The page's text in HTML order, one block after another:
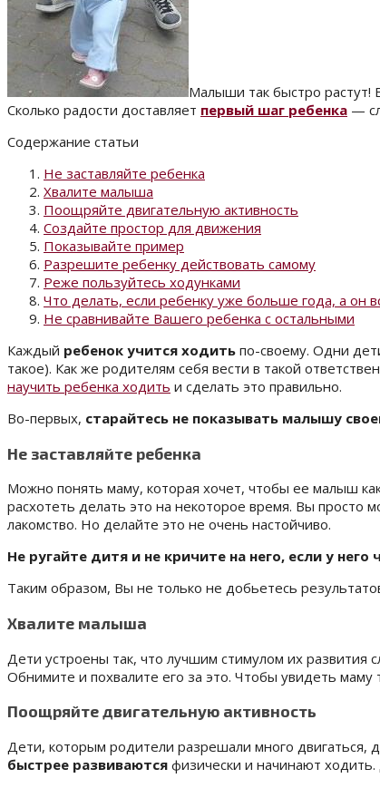
Малыши так быстро растут!
Сколько радости доставляет первый шаг ребенка —
Содержание статьи
Не заставляйте ребенка
Хвалите малыша
Поощряйте двигательную активность
Создайте простор для движения
Показывайте пример
Разрешите ребенку действовать самому
Реже пользуйтесь ходунками
Что делать, если ребенку уже больше года, а он
Не сравнивайте Вашего ребенка с остальными
Каждый ребенок учится ходить по-своему. Одни
такое). Как же родителям себя вести в такой
научить ребенка ходить и сделать это правильно.
Во-первых, старайтесь не показывать малышу
Не заставляйте ребенка
Можно понять маму, которая хочет, чтобы ее малыш
расхотеть делать это на некоторое время. Вы просто
лакомство. Но делайте это не очень настойчиво.
Не ругайте дитя и не кричите на него, если у него
Таким образом, Вы не только не добьетесь
Хвалите малыша
Дети устроены так, что лучшим стимулом их развития
Обнимите и похвалите его за это. Чтобы увидеть
Поощряйте двигательную активность
Дети, которым родители разрешали много двигаться,
быстрее развиваются физически и начинают